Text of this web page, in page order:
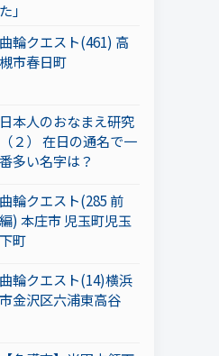
た」
曲輪クエスト(461) 高
槻市春日町
日本人のおなまえ研究
（２） 在日の通名で一
番多い名字は？
曲輪クエスト(285 前
編) 本庄市 児玉町児玉
下町
曲輪クエスト(14)横浜
市金沢区六浦東高谷